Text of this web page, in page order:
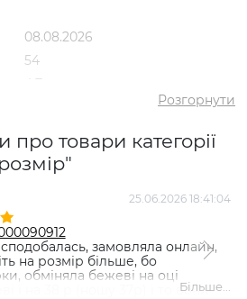
08.08.2026
54
4.7
1175 грн
6198 грн
Уги VS000080476 Чорний
Розгорнути
про товари категорії
25.06.2026 18:41:04
замовляла онлайн,
на розмір більше, бо
обміняла бежеві на оці
і на 38 р (ношу 37р) і то вони
Більше...